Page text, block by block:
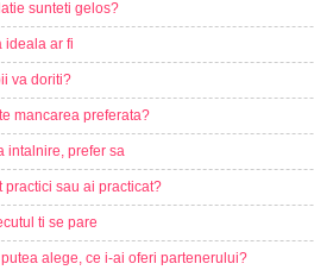
sunteti gelos?
ideala ar fi
va doriti?
mancarea preferata?
intalnire, prefer sa
practici sau ai practicat?
ti se pare
putea alege, ce i-ai oferi partenerului?